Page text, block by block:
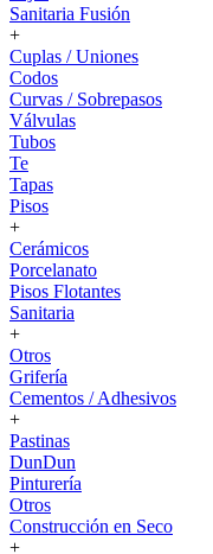
Sanitaria Fusión
+
Cuplas / Uniones
Codos
Curvas / Sobrepasos
Válvulas
Tubos
Te
Tapas
Pisos
+
Cerámicos
Porcelanato
Pisos Flotantes
Sanitaria
+
Otros
Grifería
Cementos / Adhesivos
+
Pastinas
DunDun
Pinturería
Otros
Construcción en Seco
+